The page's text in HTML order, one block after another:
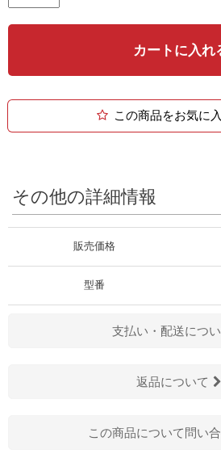
カートに入れ
この商品をお気に
その他の詳細情報
販売価格
型番
支払い・配送につ
返品について
この商品について問い